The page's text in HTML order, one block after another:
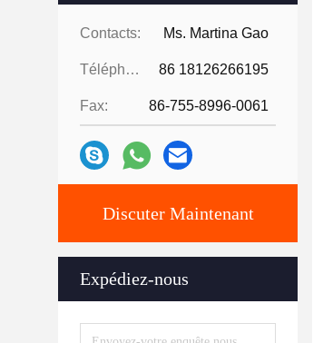
Contacts: Ms. Martina Gao
Téléphone: 86 18126266195
Fax: 86-755-8996-0061
Discuter Maintenant
Expédiez-nous